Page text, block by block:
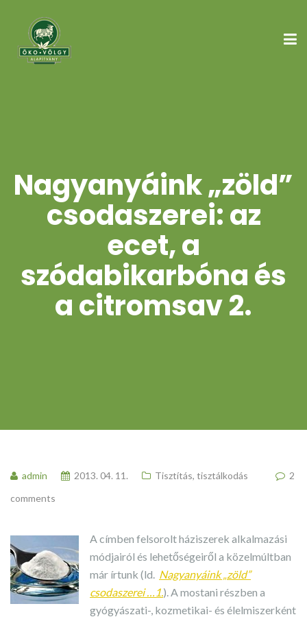
Nagyanyáink „zöld”
csodaszerei: az
ecet, a
szódabikarbóna és
a citromsav 2.
admin 2013. 04. 11. Tisztítás, tisztálkodás
2
comments
A címben felsorolt háziszerek alkalmazási
módjairól és lehetőségeiről a közelmúltban
már írtunk (ld. Nagyanyáink „zöld”
csodaszerei …1.). A mostani részben a
gyógyászati-, kozmetikai- és élelmiszerként